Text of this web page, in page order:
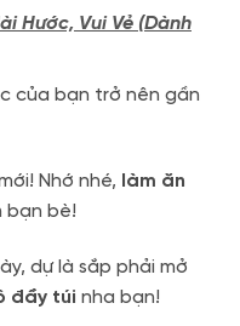
Hước, Vui Vẻ (Dành
của bạn trở nên gần
Nhớ nhé, làm ăn
bạn bè!
dự là sắp phải mở
đầy túi nha bạn!